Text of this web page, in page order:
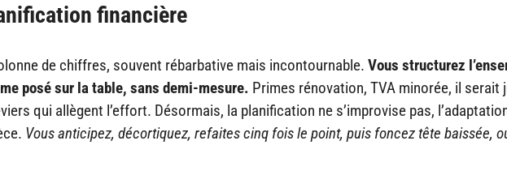
financière
de chiffres, souvent rébarbative mais incontournable. Vous structurez
posé sur la table, sans demi-mesure. Primes rénovation, TVA minorée, il serait
qui allègent l’effort. Désormais, la planification ne s’improvise pas,
Vous anticipez, décortiquez, refaites cinq fois le point, puis foncez tête baissée,